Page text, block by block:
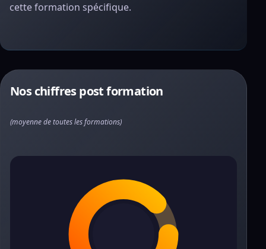
cette formation spécifique.
Nos chiffres post formation
(moyenne de toutes les formations)